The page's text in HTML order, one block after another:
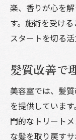
楽、香りが心を
す。施術を受け
スタートを切る
髪質改善で
美容室では、髪
を提供していま
門的なトリート
な髪を取り戻す